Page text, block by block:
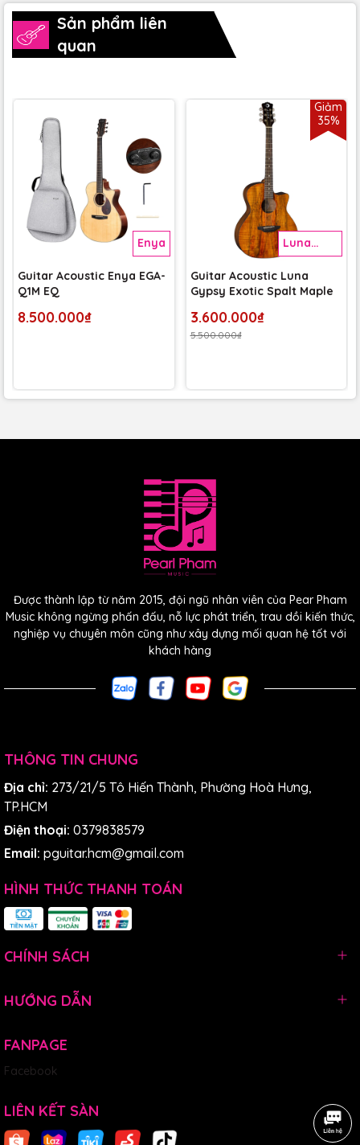
Sản phẩm liên
quan
Enya
Guitar Acoustic Enya EGA-
Q1M EQ
8.500.000₫
Giảm
35%
Luna
Guitar
Guitar Acoustic Luna
Gypsy Exotic Spalt Maple
3.600.000₫
5.500.000₫
Được thành lập từ năm 2015, đội ngũ nhân viên của Pear Pham
Music không ngừng phấn đấu, nỗ lực phát triển, trau dồi kiến thức,
nghiệp vụ chuyên môn cũng như xây dựng mối quan hệ tốt với
khách hàng
THÔNG TIN CHUNG
Địa chỉ: 273/21/5 Tô Hiến Thành, Phường Hoà Hưng,
TP.HCM
Điện thoại: 0379838579
Email: pguitar.hcm@gmail.com
HÌNH THỨC THANH TOÁN
CHÍNH SÁCH
HƯỚNG DẪN
FANPAGE
Facebook
LIÊN KẾT SÀN